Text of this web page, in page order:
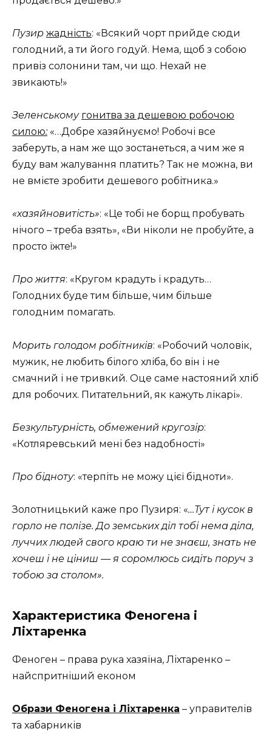
Пузир жадність: «Всякий чорт прийде сюди
голодний, а ти його годуй. Нема, щоб з собою
привіз солонини там, чи що. Нехай не
звикають!»
Зеленському гонитва за дешевою робочою
силою:«…Добре хазяйнуємо! Робочі все
заберуть, а нам же що зостанеться, а чим же я
буду вам жалування платить? Так не можна, ви
не вмієте зробити дешевого робітника.»
«хазяйновитість»: «Це тобі не борщ пробувать
нічого – треба взять», «Ви ніколи не пробуйте, а
просто їжте!»
Про життя: «Кругом крадуть і крадуть…
Голодних буде тим більше, чим більше
голодним помагать.
Морить голодом робітників: «Робочий чоловік,
мужик, не любить білого хліба, бо він і не
смачний і не тривкий. Оце саме настояний хліб
для робочих. Питательний, як кажуть лікарі».
Безкультурність, обмежений кругозір:
«Котляревський мені без надобності»
Про бідноту: «терпіть не можу цієї бідноти».
Золотницький каже про Пузиря: «…Тут і кусок в
горло не полізе. До земських діл тобі нема діла,
луччих людей свого краю ти не знаєш, знать не
хочеш і не ціниш — я соромлюсь сидіть поруч з
тобою за столом».
Характеристика Феногена і
Ліхтаренка
Феноген – права рука хазяїна, Ліхтаренко –
найспритніший економ
Образи Феногена і Ліхтаренка – управителів
та хабарників